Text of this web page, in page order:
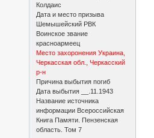
Колдаис
Дата и место призыва
Шемышейский РВК
Воинское звание
красноармеец
Место захоронения Украина,
Черкасская обл., Черкасский
р-н
Причина выбытия погиб
Дата выбытия __.11.1943
Название источника
информации Всероссийская
Книга Памяти. Пензенская
область. Том 7